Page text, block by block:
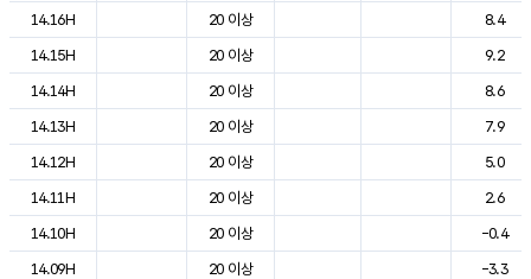
14.16H
20 이상
8.4
14.15H
20 이상
9.2
14.14H
20 이상
8.6
14.13H
20 이상
7.9
14.12H
20 이상
5.0
14.11H
20 이상
2.6
14.10H
20 이상
-0.4
14.09H
20 이상
-3.3